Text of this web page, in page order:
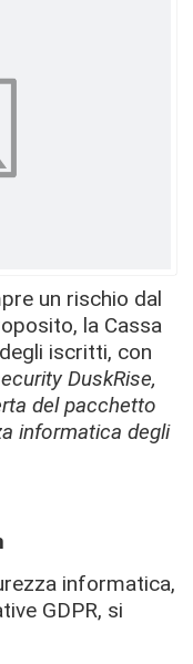
un rischio dal
la Cassa
iscritti, con
DuskRise,
del pacchetto
informatica degli
informatica,
GDPR, si